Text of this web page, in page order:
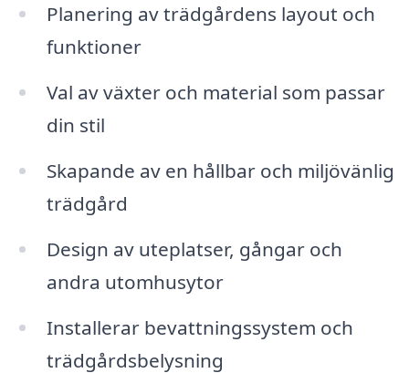
Planering av trädgårdens layout och
funktioner
Val av växter och material som passar
din stil
Skapande av en hållbar och miljövänlig
trädgård
Design av uteplatser, gångar och
andra utomhusytor
Installerar bevattningssystem och
trädgårdsbelysning